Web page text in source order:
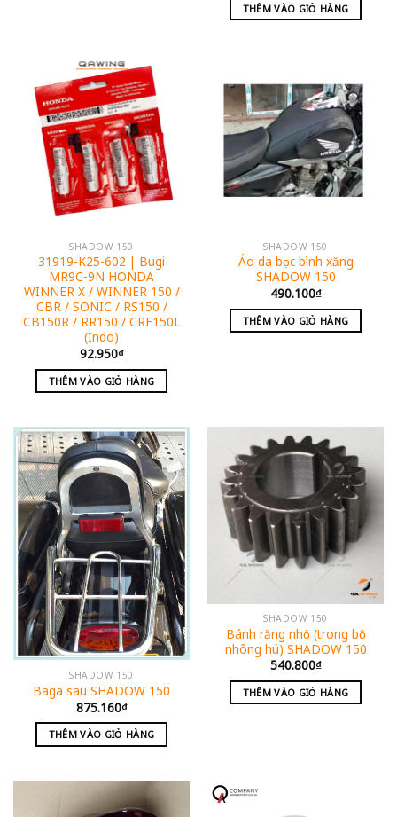
THÊM VÀO GIỎ HÀNG
SHADOW 150
31919-K25-602 | Bugi
MR9C-9N HONDA
WINNER X / WINNER 150 /
CBR / SONIC / RS150 /
CB150R / RR150 / CRF150L
(Indo)
92.950₫
THÊM VÀO GIỎ HÀNG
SHADOW 150
Áo da bọc bình xăng
SHADOW 150
490.100₫
THÊM VÀO GIỎ HÀNG
SHADOW 150
Baga sau SHADOW 150
875.160₫
THÊM VÀO GIỎ HÀNG
SHADOW 150
Bánh răng nhỏ (trong bộ
nhông hú) SHADOW 150
540.800₫
THÊM VÀO GIỎ HÀNG